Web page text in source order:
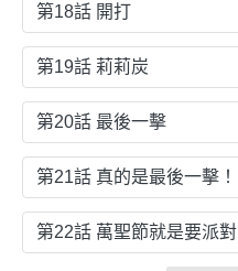
第18話 開打
第19話 莉莉炭
第20話 最後一擊
第21話 真的是最後一擊！
第22話 萬聖節就是要派對